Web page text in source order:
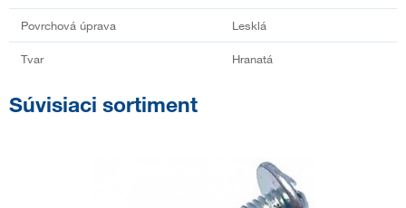
Povrchová úprava Lesklá
Tvar Hranatá
Súvisiaci sortiment